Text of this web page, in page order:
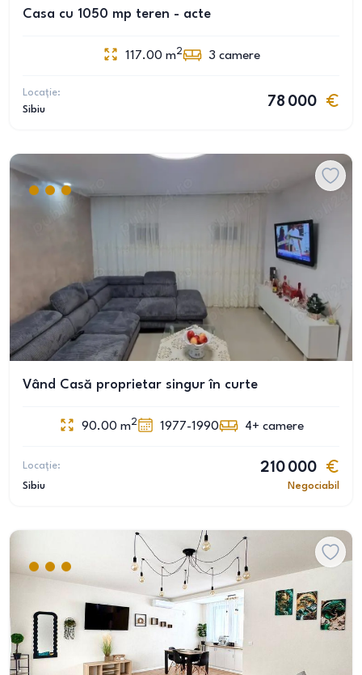
Casa cu 1050 mp teren - acte
117.00 m2 3 camere
Locație:
Sibiu
78 000
Vând Casă proprietar singur în curte
90.00 m2 1977-1990 4+ camere
Locație:
Sibiu
210 000
Negociabil